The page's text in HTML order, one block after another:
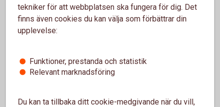
modifiera information.
Du inte påverkar tillgängligheten på våra tjänster genom
till exempel överbelastningsattacker.
Kan du tipsa anonymt?
Ja, men då kan vi inte svara tillbaka och hålla dig
tekniker för att webbplatsen ska fungera för dig. Det
finns även cookies du kan välja som förbättrar din
upplevelse:
Funktioner, prestanda och statistik
Relevant marknadsföring
Du kan ta tillbaka ditt cookie-medgivande när du vill,